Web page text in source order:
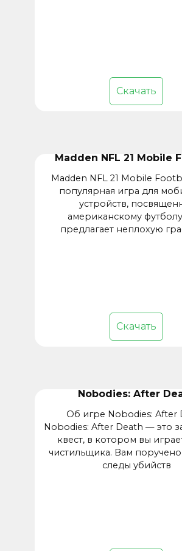
Скачать
Madden NFL 21 Mobile
Madden NFL 21 Mobile
популярная игра для
устройств,
американскому
предлагает неплохую
Скачать
Nobodies: After
Об игре Nobodies: After
Nobodies: After Death — это
квест, в котором вы
чистильщика. Вам поручено
следы убийств